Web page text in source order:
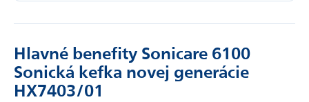
Hlavné benefity Sonicare 6100
Sonická kefka novej generácie
HX7403/01